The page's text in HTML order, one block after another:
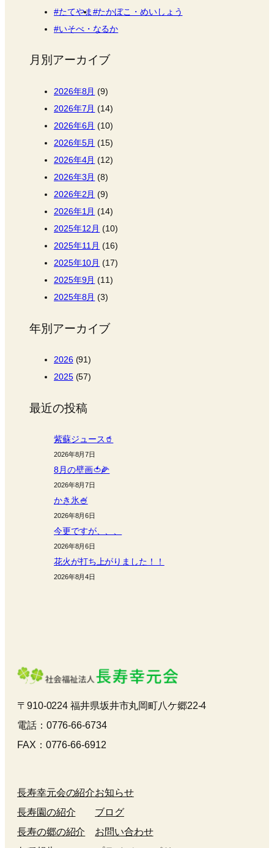
たてやま
たかぼこ・めいしょう
いそべ・なるか
月別アーカイブ
2026年8月 (9)
2026年7月 (14)
2026年6月 (10)
2026年5月 (15)
2026年4月 (12)
2026年3月 (8)
2026年2月 (9)
2026年1月 (14)
2025年12月 (10)
2025年11月 (16)
2025年10月 (17)
2025年9月 (11)
2025年8月 (3)
年別アーカイブ
2026(91)
2025(57)
最近の投稿
紫蘇ジュース🥤
2026年8月7日
8月の壁画🍅🌽
2026年8月7日
かき氷🍧
2026年8月6日
今更ですが、、、
2026年8月6日
花火が打ち上がりました！！
2026年8月4日
〒910-0224 福井県坂井市丸岡町八ケ郷22-4
電話：0776-66-6734
FAX：0776-66-6912
長寿幸元会の紹介
長寿園の紹介
長寿の郷の紹介
お知らせ
ブログ
お問い合わせ